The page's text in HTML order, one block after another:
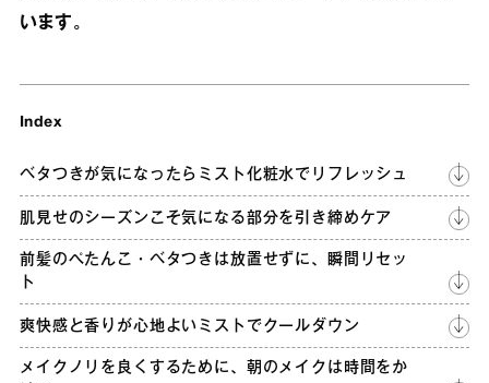
います。
Index
ベタつきが気になったらミスト化粧水でリフレッシュ
肌見せのシーズンこそ気になる部分を引き締めケア
前髪のぺたんこ・ベタつきは放置せずに、瞬間リセッ
ト
爽快感と香りが心地よいミストでクールダウン
メイクノリを良くするために、朝のメイクは時間をか